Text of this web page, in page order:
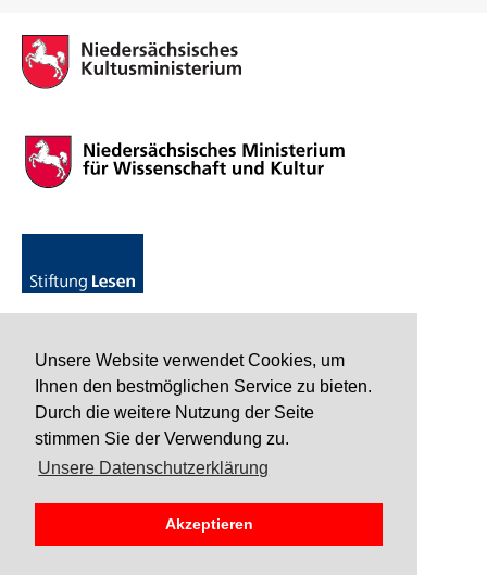
Unsere Website verwendet Cookies, um
Ihnen den bestmöglichen Service zu bieten.
Durch die weitere Nutzung der Seite
stimmen Sie der Verwendung zu.
Unsere Datenschutzerklärung
Akzeptieren